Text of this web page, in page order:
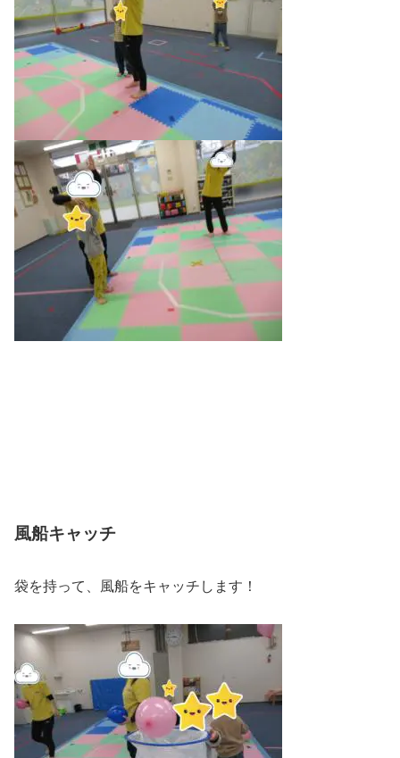
風船キャッチ
袋を持って、風船をキャッチします！